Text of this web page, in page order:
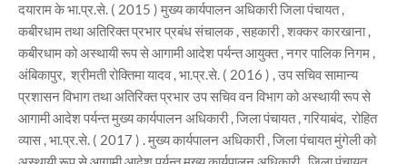
दयाराम के भा.प्र.से. ( 2015 ) मुख्य कार्यपालन अधिकारी जिला पंचायत ,
कबीरधाम तथा अतिरिक्त प्रभार प्रबंध संचालक , सहकारी , शक्कर कारखाना ,
कबीरधाम को अस्थायी रूप से आगामी आदेश पर्यन्त आयुक्त , नगर पालिक निगम ,
अंबिकापुर, श्रीमती रोक्तिमा यादव , भा.प्र.से. ( 2016 ) , उप सचिव सामान्य
प्रशासन विभाग तथा अतिरिक्त प्रभार उप सचिव वन विभाग को अस्थायी रूप से
आगामी आदेश पर्यन्त मुख्य कार्यपालन अधिकारी , जिला पंचायत , गरियाबंद, रोहित
व्यास , भा.प्र.से. ( 2017 ) . मुख्य कार्यपालन अधिकारी , जिला पंचायत मुंगेली को